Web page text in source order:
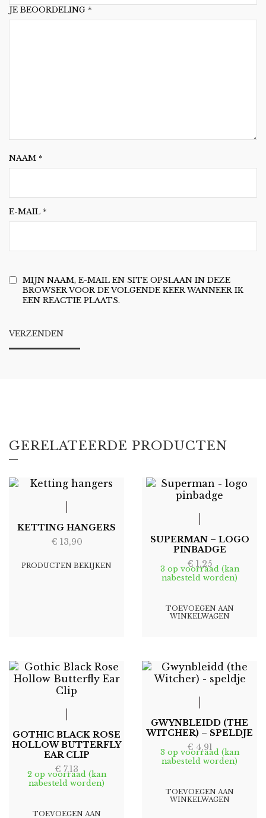
JE BEOORDELING *
NAAM *
E-MAIL *
MIJN NAAM, E-MAIL EN SITE OPSLAAN IN DEZE
BROWSER VOOR DE VOLGENDE KEER WANNEER IK
EEN REACTIE PLAATS.
GERELATEERDE PRODUCTEN
KETTING HANGERS
€ 13,90
PRODUCTEN BEKIJKEN
SUPERMAN – LOGO
PINBADGE
€ 1,25
3 op voorraad (kan
nabesteld worden)
TOEVOEGEN AAN
WINKELWAGEN
GOTHIC BLACK ROSE
HOLLOW BUTTERFLY
EAR CLIP
€ 7,13
2 op voorraad (kan
nabesteld worden)
TOEVOEGEN AAN
GWYNBLEIDD (THE
WITCHER) – SPELDJE
€ 4,91
3 op voorraad (kan
nabesteld worden)
TOEVOEGEN AAN
WINKELWAGEN